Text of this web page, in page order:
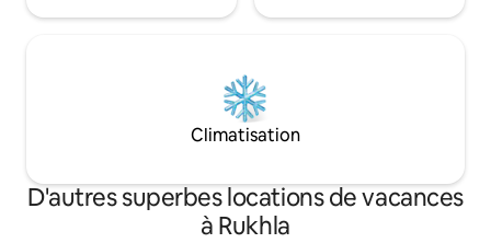
Climatisation
D'autres superbes locations de vacances
à Rukhla